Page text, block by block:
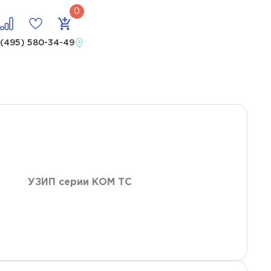
(495) 580-34-49
uo 24 в
УЗИП серии КОМ ТС